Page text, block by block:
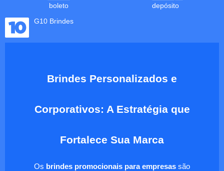
boleto
depósito
G10 Brindes
Brindes Personalizados e
Corporativos: A Estratégia que
Fortalece Sua Marca
Os brindes promocionais para empresas são